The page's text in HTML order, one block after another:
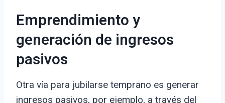
Emprendimiento y
generación de ingresos
pasivos
Otra vía para jubilarse temprano es generar
ingresos pasivos, por ejemplo, a través del